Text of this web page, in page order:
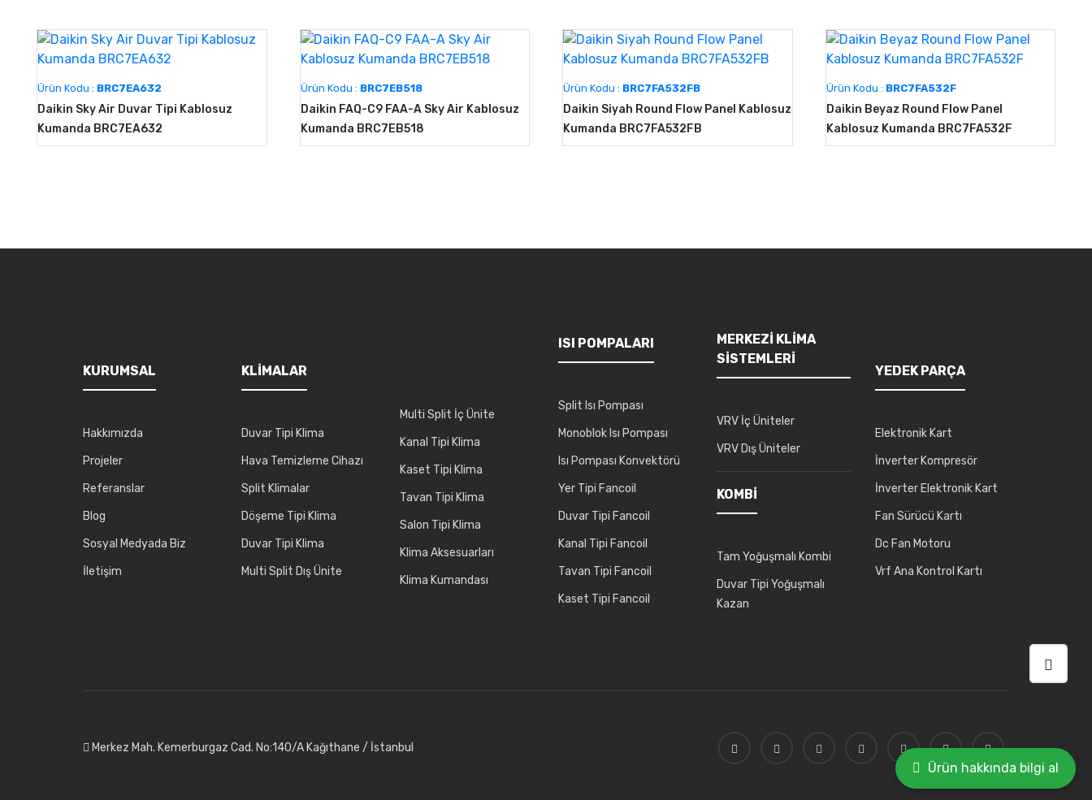
Ürün Kodu : BRC7EA632
Daikin Sky Air Duvar Tipi Kablosuz
Kumanda BRC7EA632
Ürün Kodu : BRC7EB518
Daikin FAQ-C9 FAA-A Sky Air Kablosuz
Kumanda BRC7EB518
Ürün Kodu : BRC7FA532FB
Daikin Siyah Round Flow Panel Kablosuz
Kumanda BRC7FA532FB
Ürün Kodu : BRC7FA532F
Daikin Beyaz Round Flow Panel
Kablosuz Kumanda BRC7FA532F
KURUMSAL
Hakkımızda
Projeler
Referanslar
Blog
Sosyal Medyada Biz
İletişim
KLIMALAR
Duvar Tipi Klima
Hava Temizleme Cihazı
Split Klimalar
Döşeme Tipi Klima
Duvar Tipi Klima
Multi Split Dış Ünite
Multi Split İç Ünite
Kanal Tipi Klima
Kaset Tipi Klima
Tavan Tipi Klima
Salon Tipi Klima
Klima Aksesuarları
Klima Kumandası
ISI POMPALARI
Split Isı Pompası
Monoblok Isı Pompası
Isı Pompası Konvektörü
Yer Tipi Fancoil
Duvar Tipi Fancoil
Kanal Tipi Fancoil
Tavan Tipi Fancoil
Kaset Tipi Fancoil
MERKEZI KLIMA
SISTEMLERI
VRV İç Üniteler
VRV Dış Üniteler
KOMBI
Tam Yoğuşmalı Kombi
Duvar Tipi Yoğuşmalı
Kazan
YEDEK PARÇA
Elektronik Kart
İnverter Kompresör
İnverter Elektronik Kart
Fan Sürücü Kartı
Dc Fan Motoru
Vrf Ana Kontrol Kartı
Merkez Mah. Kemerburgaz Cad. No:140/A Kağıthane / İstanbul
Ürün hakkında bilgi al